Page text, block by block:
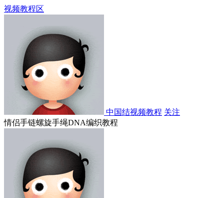
视频教程区
中国结视频教程 关注
情侣手链螺旋手绳DNA编织教程